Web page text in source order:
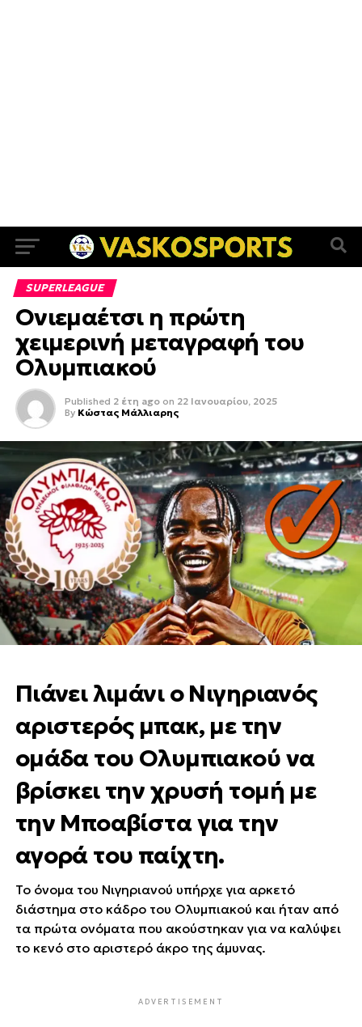
SUPERLEAGUE
Ονιεμαέτσι η πρώτη
χειμερινή μεταγραφή του
Ολυμπιακού
Published 2 έτη ago on 22 Ιανουαρίου, 2025
By Κώστας Μάλλιαρης
Πιάνει λιμάνι ο Νιγηριανός
αριστερός μπακ, με την
ομάδα του Ολυμπιακού να
βρίσκει την χρυσή τομή με
την Μποαβίστα για την
αγορά του παίχτη.
Το όνομα του Νιγηριανού υπήρχε για αρκετό
διάστημα στο κάδρο του Ολυμπιακού και ήταν από
τα πρώτα ονόματα που ακούστηκαν για να καλύψει
το κενό στο αριστερό άκρο της άμυνας.
ADVERTISEMENT